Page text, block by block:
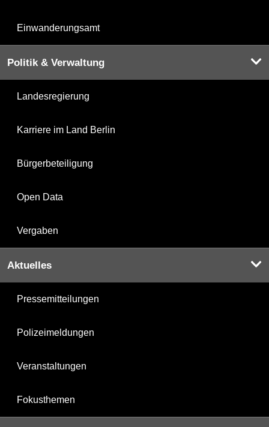
Einwanderungsamt
Politik & Verwaltung
Landesregierung
Karriere im Land Berlin
Bürgerbeteiligung
Open Data
Vergaben
Aktuelles
Pressemitteilungen
Polizeimeldungen
Veranstaltungen
Fokusthemen